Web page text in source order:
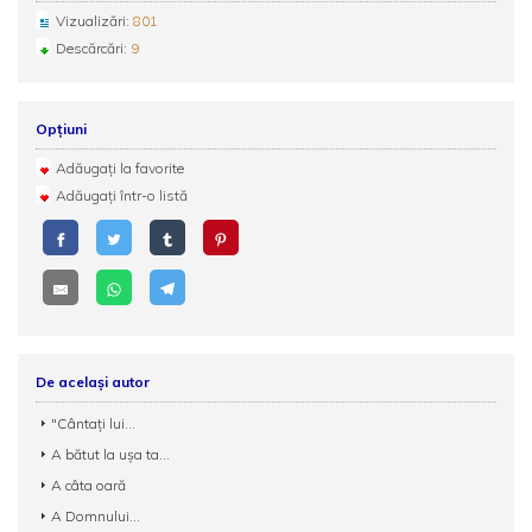
Vizualizări: 801
Descărcări: 9
Opțiuni
Adăugați la favorite
Adăugați într-o listă
De același autor
"Cântați lui...
A bătut la ușa ta...
A câta oară
A Domnului...